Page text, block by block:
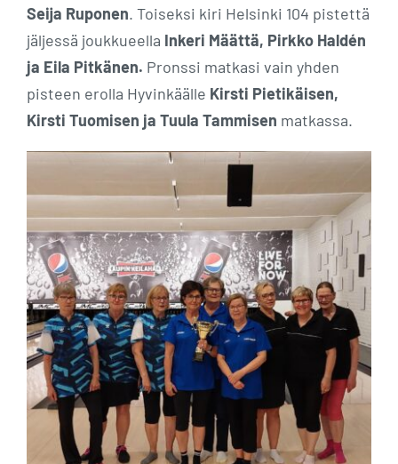
Seija Ruponen. Toiseksi kiri Helsinki 104 pistettä
jäljessä joukkueella Inkeri Määttä, Pirkko Haldén
ja Eila Pitkänen. Pronssi matkasi vain yhden
pisteen erolla Hyvinkäälle Kirsti Pietikäisen,
Kirsti Tuomisen ja Tuula Tammisen matkassa.